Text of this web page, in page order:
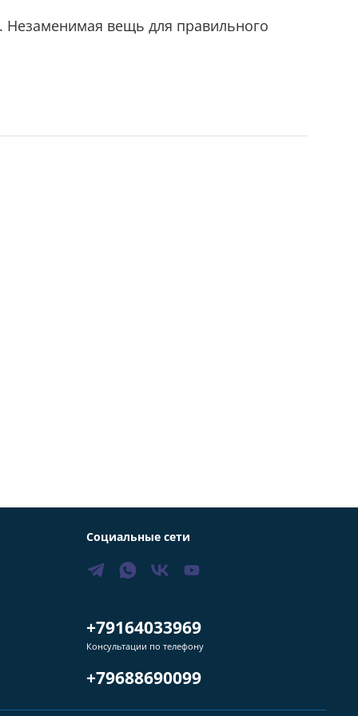
Незаменимая вещь для правильного
Социальные сети
+79164033969
Консультации по телефону
+79688690099